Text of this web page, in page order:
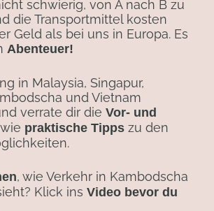
schwierig, von A nach B zu
die Transportmittel kosten
Geld als bei uns in Europa. Es
Abenteuer!
in Malaysia, Singapur,
und Vietnam
verrate dir die Vor- und
praktische Tippszu den
, wie Verkehr in Kambodscha
Klick ins Video bevor du